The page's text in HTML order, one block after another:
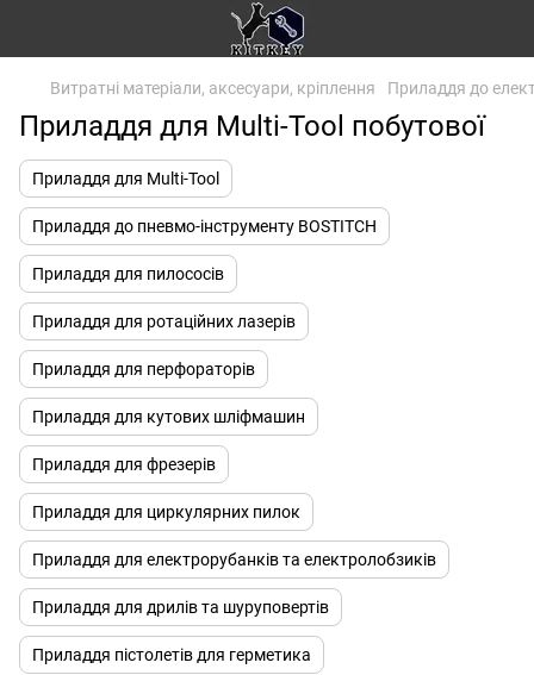
Витратні матеріали, аксесуари, кріплення Приладдя до
Приладдя для Multi-Tool побутової
Приладдя для Multi-Tool
Приладдя до пневмо-інструменту BOSTITCH
Приладдя для пилососів
Приладдя для ротаційних лазерів
Приладдя для перфораторів
Приладдя для кутових шліфмашин
Приладдя для фрезерів
Приладдя для циркулярних пилок
Приладдя для електрорубанків та електролобзиків
Приладдя для дрилів та шуруповертів
Приладдя пістолетів для герметика